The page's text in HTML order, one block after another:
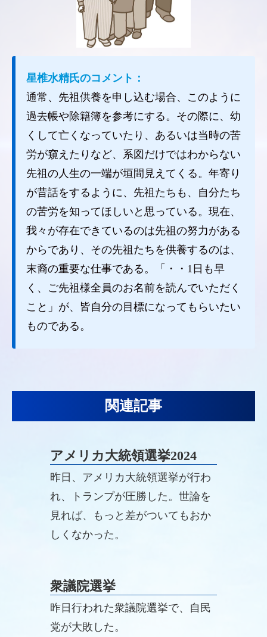
星椎水精氏のコメント：
通常、先祖供養を申し込む場合、このように
過去帳や除籍簿を参考にする。その際に、幼
くして亡くなっていたり、あるいは当時の苦
労が窺えたりなど、系図だけではわからない
先祖の人生の一端が垣間見えてくる。年寄り
が昔話をするように、先祖たちも、自分たち
の苦労を知ってほしいと思っている。現在、
我々が存在できているのは先祖の努力がある
からであり、その先祖たちを供養するのは、
末裔の重要な仕事である。「・・1日も早
く、ご先祖様全員のお名前を読んでいただく
こと」が、皆自分の目標になってもらいたい
ものである。
関連記事
アメリカ大統領選挙2024
昨日、アメリカ大統領選挙が行わ
れ、トランプが圧勝した。世論を
見れば、もっと差がついてもおか
しくなかった。
衆議院選挙
昨日行われた衆議院選挙で、自民
党が大敗した。